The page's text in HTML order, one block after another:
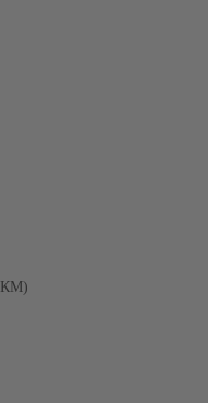
Bosnia ed Erzegovina (BAM КМ)